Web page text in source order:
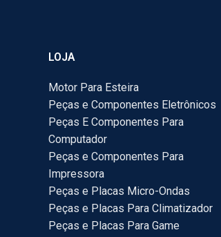
LOJA
Motor Para Esteira
Peças e Componentes Eletrônicos
Peças E Componentes Para
Computador
Peças e Componentes Para
Impressora
Peças e Placas Micro-Ondas
Peças e Placas Para Climatizador
Peças e Placas Para Game